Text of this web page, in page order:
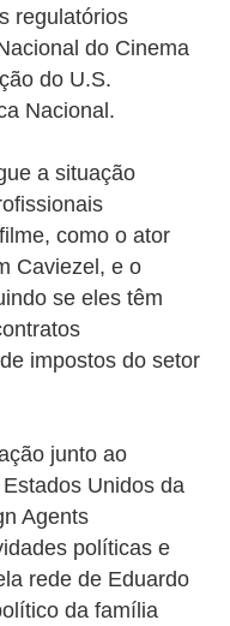
regulatórios
do Cinema
do U.S.
Nacional.
a situação
como o ator
Caviezel, e o
se eles têm
impostos do setor
junto ao
Unidos da
Agents
políticas e
rede de Eduardo
da família